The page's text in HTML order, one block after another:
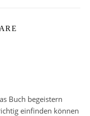
Buch begeistern
einfinden können